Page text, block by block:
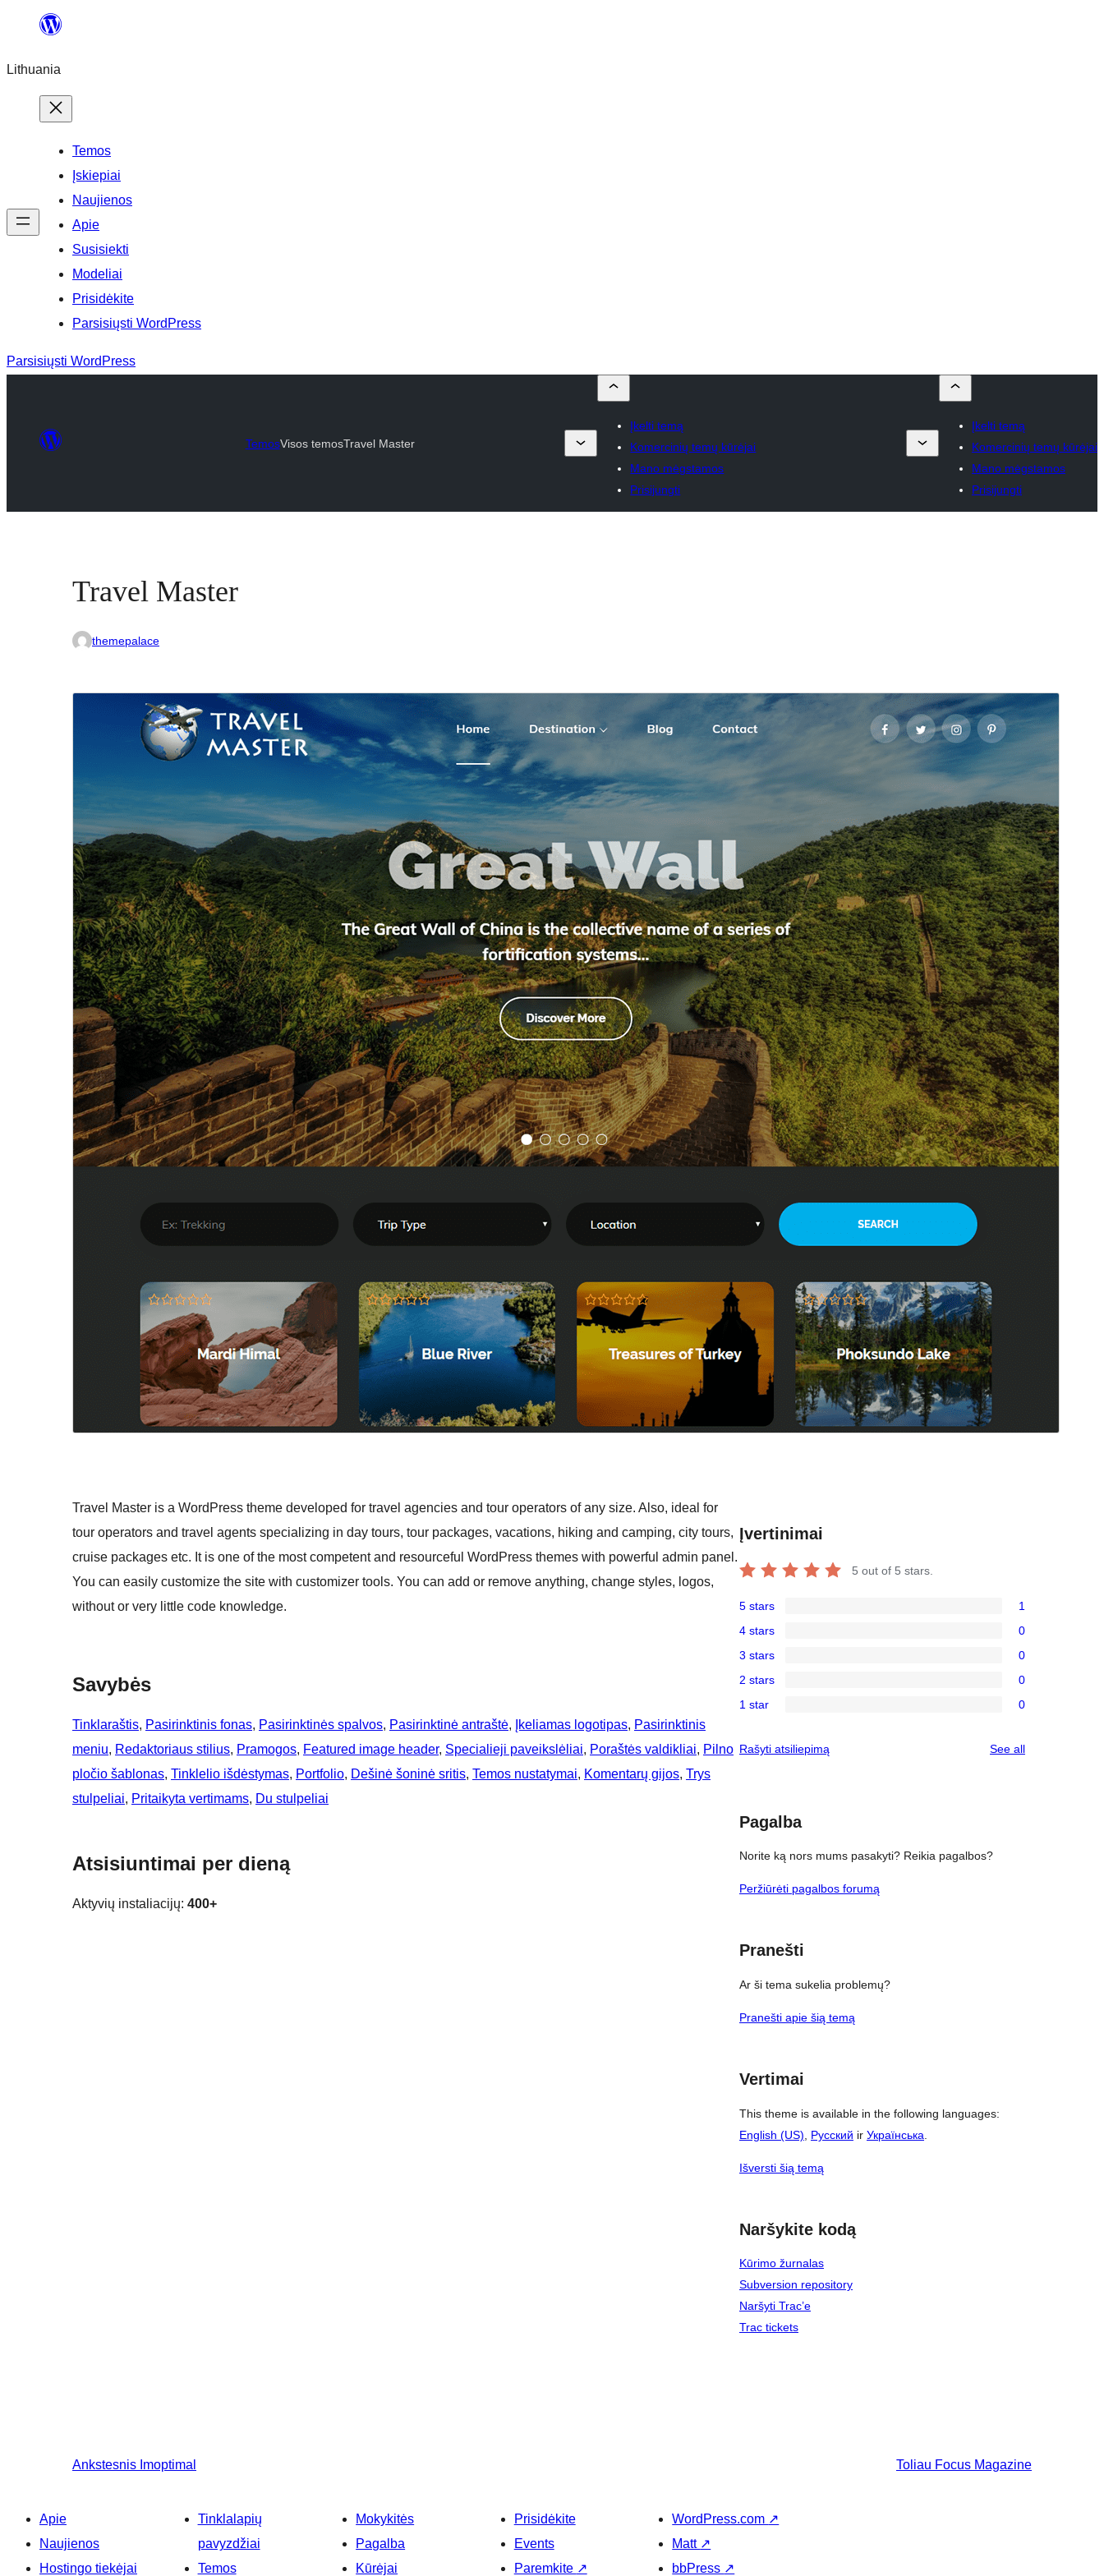
turinio
Lithuania
Temos
Įskiepiai
Naujienos
Apie
Susisiekti
Modeliai
Prisidėkite
Parsisiųsti WordPress
Parsisiųsti WordPress
TemosVisos temosTravel Master
Įkelti temą
Komercinių temų kūrėjai
Mano mėgstamos
Prisijungti
Įkelti temą
Komercinių temų kūrėjai
Mano mėgstamos
Prisijungti
Travel Master
themepalace
Peržiūrėti Parsisiųsti
Versija
1.2.8
Atnaujinta
24 gegužės, 2026
Aktyvių instaliacijų
400+
WordPress versija
PHP versija
5.6
Temos pradinis puslapis
Travel Master is a WordPress theme developed for travel agencies and tour operators of any size. Also, ideal for
tour operators and travel agents specializing in day tours, tour packages, vacations, hiking and camping, city tours,
cruise packages etc. It is one of the most competent and resourceful WordPress themes with powerful admin panel.
You can easily customize the site with customizer tools. You can add or remove anything, change styles, logos,
without or very little code knowledge.
Savybės
Tinklaraštis, Pasirinktinis fonas, Pasirinktinės spalvos, Pasirinktinė antraštė, Įkeliamas logotipas, Pasirinktinis
meniu, Redaktoriaus stilius, Pramogos, Featured image header, Specialieji paveikslėliai, Poraštės valdikliai, Pilno
pločio šablonas, Tinklelio išdėstymas, Portfolio, Dešinė šoninė sritis, Temos nustatymai, Komentarų gijos, Trys
stulpeliai, Pritaikyta vertimams, Du stulpeliai
Atsisiuntimai per dieną
Aktyvių instaliacijų: 400+
Įvertinimai
5 out of 5 stars.
5-
star
review
5 stars 1
4-
star
reviews
4 stars 0
3-
star
3 stars 0
2-
reviews
2 stars 0
star
1 star 0
Rašyti atsiliepimą See allreviews
Pagalba
Norite ką nors mums pasakyti? Reikia pagalbos?
Peržiūrėti pagalbos forumą
Pranešti
Ar ši tema sukelia problemų?
Pranešti apie šią temą
Vertimai
This theme is available in the following languages:
English (US)
Русский ir Українська
Išversti šią temą
Naršykite kodą
Kūrimo žurnalas
Subversion repository
Naršyti Trac’e
Trac tickets
Ankstesnis Imoptimal Toliau Focus Magazine
Apie
Naujienos
Hostingo tiekėjai
Tinklalapių
pavyzdžiai
Temos
Mokykitės
Pagalba
Kūrėjai
Prisidėkite
Events
Paremkite ↗
WordPress.com ↗
Matt ↗
bbPress ↗